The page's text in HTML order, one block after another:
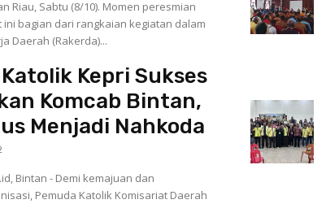
(8/10). Momen peresmian
bagian dari rangkaian kegiatan dalam
Daerah (Rakerda)...
Kepri Sukses
Komcab Bintan,
Menjadi Nahkoda
Bintan - Demi kemajuan dan
Pemuda Katolik Komisariat Daerah